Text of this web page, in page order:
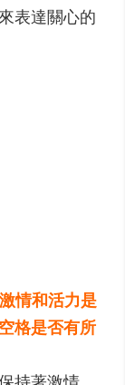
表達關心的
情和活力是
格是否有所